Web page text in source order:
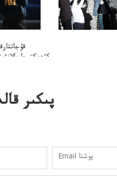
پىكىر